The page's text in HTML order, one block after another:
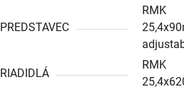
PREDSTAVEC
RMK
RIADIDLÁ
RMK